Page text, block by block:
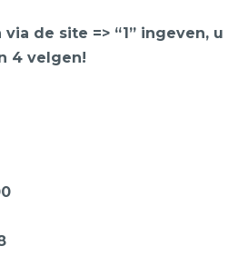
de site => “1” ingeven, u
4 velgen!